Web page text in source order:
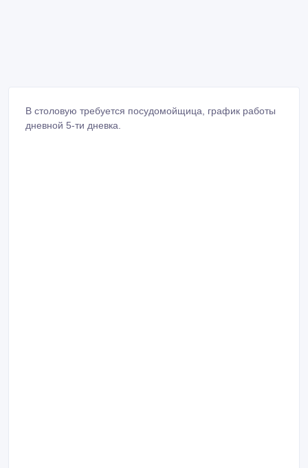
В столовую требуется посудомойщица, график работы
дневной 5-ти дневка.